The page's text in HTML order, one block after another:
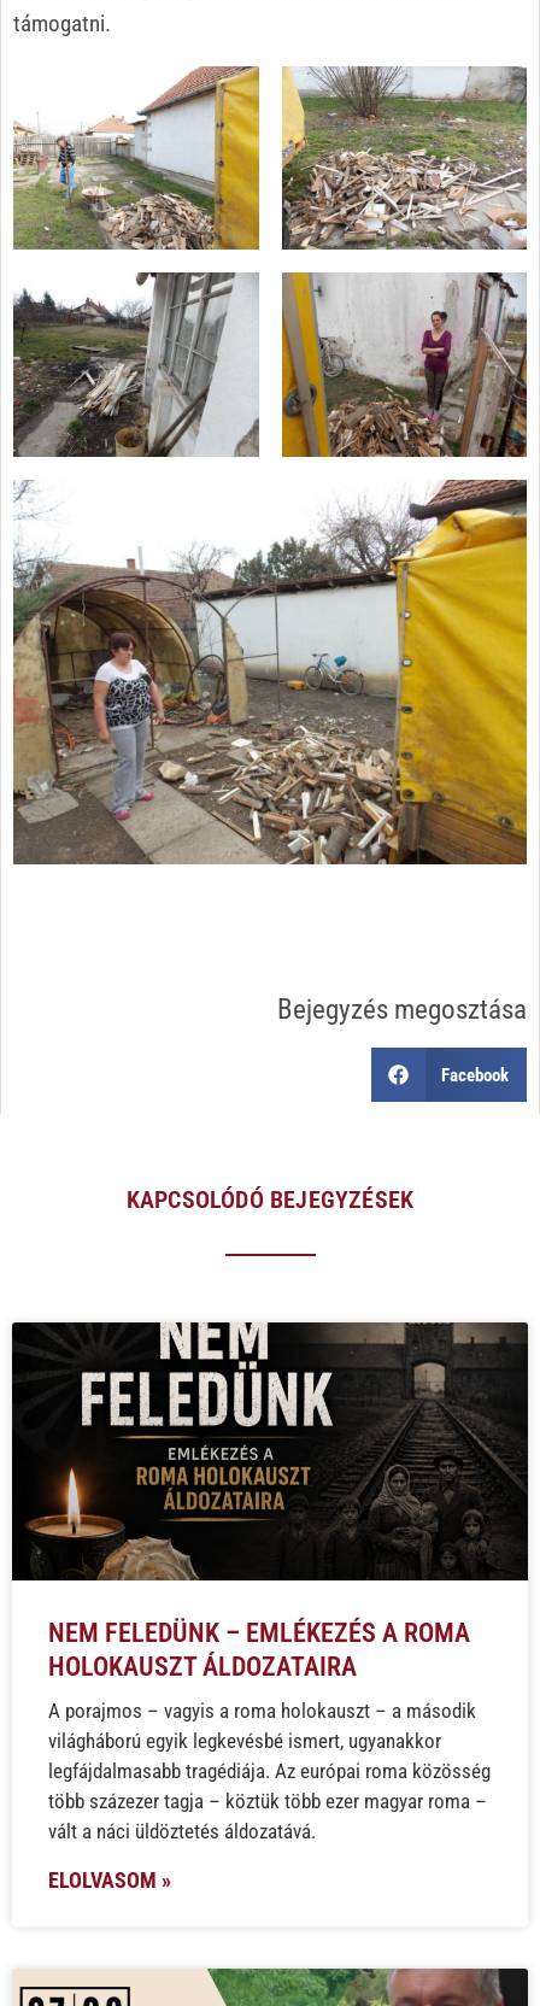
támogatni.
Bejegyzés megosztása
Facebook
KAPCSOLÓDÓ BEJEGYZÉSEK
NEM FELEDÜNK – EMLÉKEZÉS A ROMA
HOLOKAUSZT ÁLDOZATAIRA
A porajmos – vagyis a roma holokauszt – a második
világháború egyik legkevésbé ismert, ugyanakkor
legfájdalmasabb tragédiája. Az európai roma közösség
több százezer tagja – köztük több ezer magyar roma –
vált a náci üldöztetés áldozatává.
ELOLVASOM »